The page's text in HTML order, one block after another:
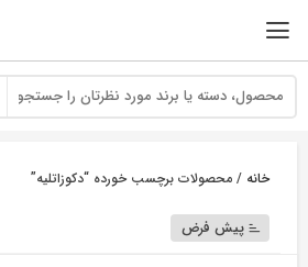
خانه / محصولات برچسب خورده “دکوزاتلیه”
پیش فرض